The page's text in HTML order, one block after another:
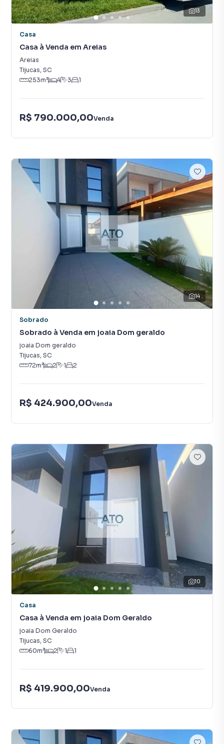
13
Casa
Casa à Venda em Areias
Areias
Tijucas, SC
253m² 4 3 1
R$ 790.000,00Venda
14
Sobrado
Sobrado à Venda em joaia Dom geraldo
joaia Dom geraldo
Tijucas, SC
72m² 2 1 2
R$ 424.900,00Venda
10
Casa
Casa à Venda em joaia Dom Geraldo
joaia Dom Geraldo
Tijucas, SC
60m² 2 1 1
R$ 419.900,00Venda